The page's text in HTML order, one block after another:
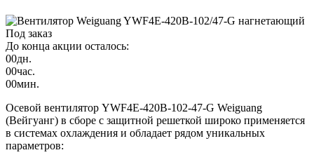
Под заказ
До конца акции осталось:
00дн.
00час.
00мин.
Осевой вентилятор YWF4E-420B-102-47-G Weiguang
(Вейгуанг) в сборе с защитной решеткой широко применяется
в системах охлаждения и обладает рядом уникальных
параметров: